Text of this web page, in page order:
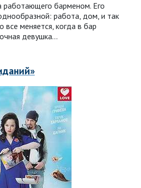
работающего барменом. Его
работа, дом, и так
все меняется, когда в бар
девушка…